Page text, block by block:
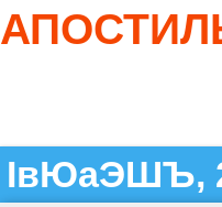
ІвЮаЭШЪ,